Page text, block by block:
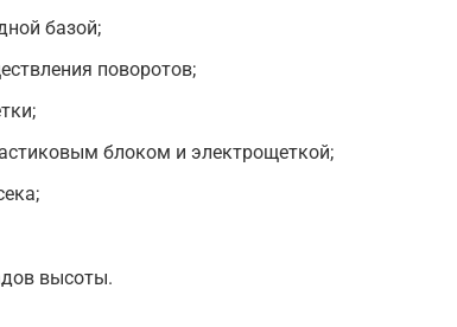
базой;
поворотов;
блоком и электрощеткой;
высоты.